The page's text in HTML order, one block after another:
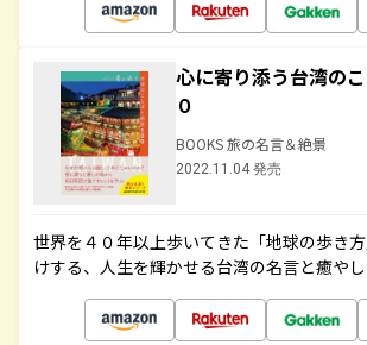
心に寄り添う台湾の
０
BOOKS 旅の名言＆絶景
2022.11.04 発売
世界を４０年以上歩いてきた「地球の歩き
けする、人生を輝かせる台湾の名言と癒や